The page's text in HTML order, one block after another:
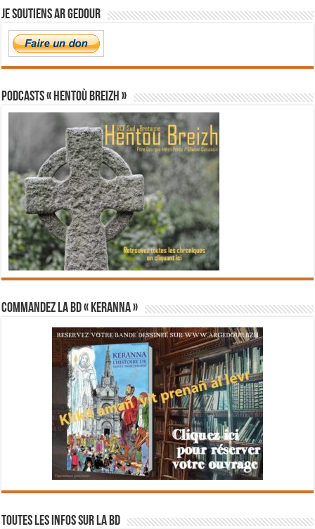
Je soutiens Ar Gedour
PODCASTS « Hentoù Breizh »
Commandez la BD « Keranna »
Toutes les infos sur la BD